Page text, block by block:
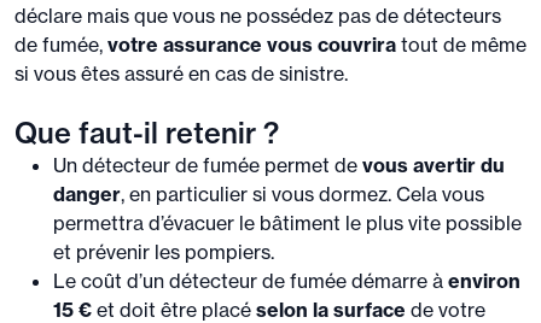
déclare mais que vous ne possédez pas de détecteurs
de fumée, votre assurance vous couvrira tout de même
si vous êtes assuré en cas de sinistre.
Que faut-il retenir ?
Un détecteur de fumée permet de vous avertir du
danger, en particulier si vous dormez. Cela vous
permettra d’évacuer le bâtiment le plus vite possible
et prévenir les pompiers.
Le coût d’un détecteur de fumée démarre à environ
15 € et doit être placé selon la surface de votre